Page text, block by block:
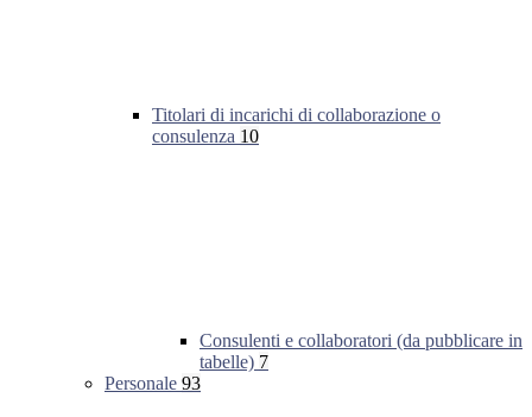
Titolari di incarichi di collaborazione o
consulenza 10
Consulenti e collaboratori (da pubblicare in
tabelle) 7
Personale 93